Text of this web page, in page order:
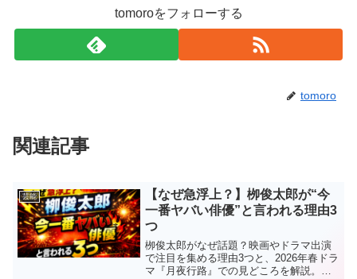
tomoroをフォローする
tomoro
関連記事
芸能
【なぜ急浮上？】栁俊太郎が“今
一番ヤバい俳優”と言われる理由3
つ
栁俊太郎がなぜ話題？映画やドラマ出演
で注目を集める理由3つと、2026年春ドラ
マ『月夜行路』での見どころを解説。